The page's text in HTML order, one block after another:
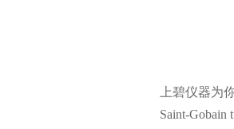
上碧仪器为
Saint-Gobain